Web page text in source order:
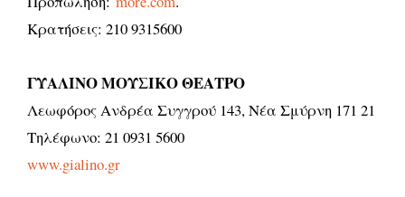
Κρατήσεις: 210 9315600
ΓΥΑΛΙΝΟ ΜΟΥΣΙΚΟ ΘΕΑΤΡΟ
Λεωφόρος Ανδρέα Συγγρού 143, Νέα Σμύρνη 171 21
Τηλέφωνο: 21 0931 5600
www.gialino.gr